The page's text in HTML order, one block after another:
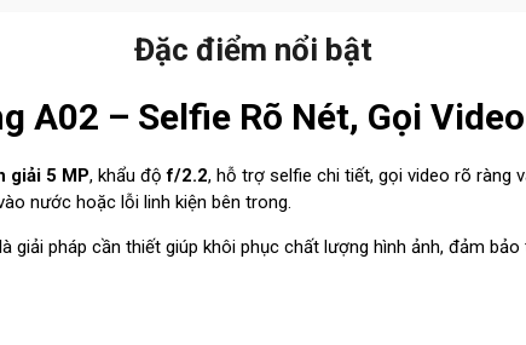
Đặc điểm nổi bật
A02 – Selfie Rõ Nét, Gọi
giải 5 MP, khẩu độf/2.2, hỗ trợ selfie chi tiết, gọi video rõ ràng
nước hoặc lỗi linh kiện bên trong.
là giải pháp cần thiết giúp khôi phục chất lượng hình ảnh, đảm